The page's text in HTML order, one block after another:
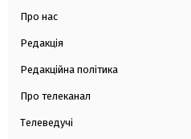
Про нас
Редакція
Редакційна політика
Про телеканал
Телеведучі